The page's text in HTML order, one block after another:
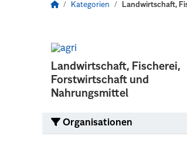
Kategorien Landwirtschaft,
Landwirtschaft, Fischerei,
Forstwirtschaft und
Nahrungsmittel
Organisationen